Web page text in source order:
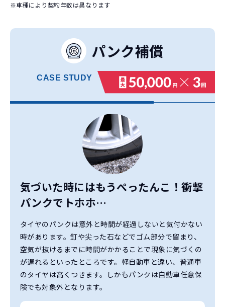
※車種により契約年数は異なります
パンク補償
CASE STUDY
気づいた時にはもうぺったんこ！衝撃
パンクでトホホ…
タイヤのパンクは意外と時間が経過しないと気付かない
時があります。釘や尖った石などでゴム部分で留まり、
空気が抜けるまでに時間がかかることで現象に気づくの
が遅れるといったところです。軽自動車と違い、普通車
のタイヤは高くつきます。
しかもパンクは自動車任意保
険でも対象外となります。